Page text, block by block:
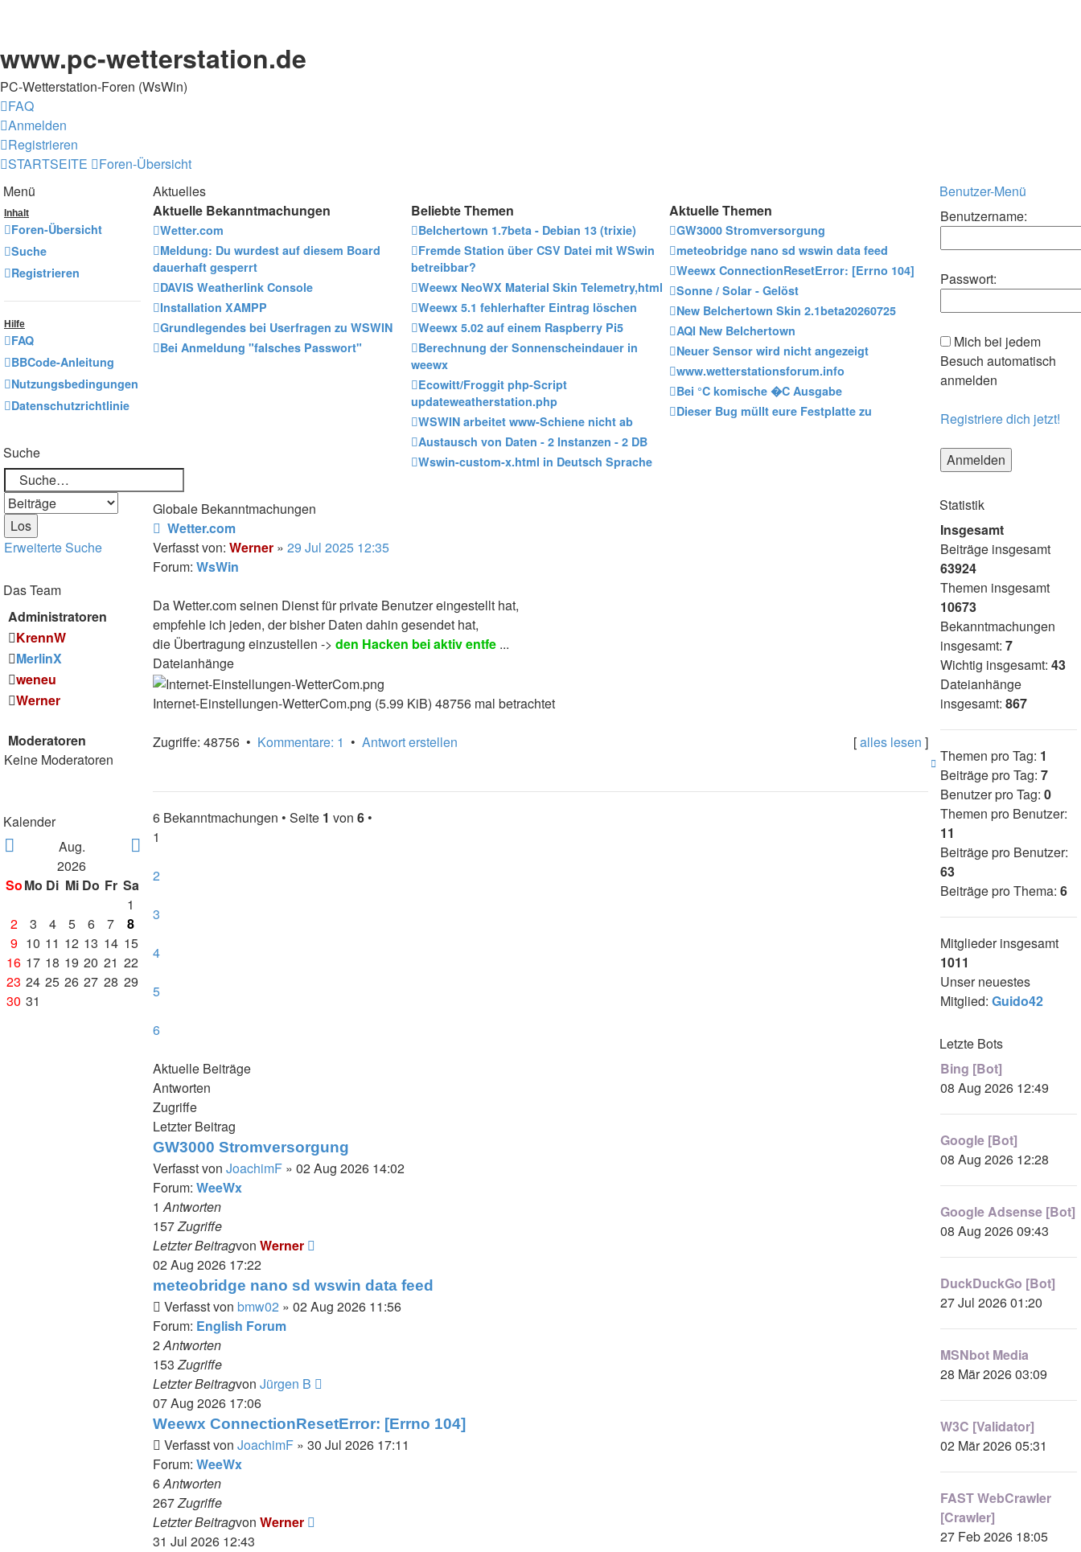
www.pc-wetterstation.de
PC-Wetterstation-Foren (WsWin)
FAQ
Anmelden
Registrieren
STARTSEITE
Foren-Übersicht
Aktuelles
Aktuelle Bekanntmachungen
Beliebte Themen Aktuelle Themen
Wetter.com
Meldung: Du wurdest auf diesem Board
dauerhaft gesperrt
DAVIS Weatherlink Console
Installation XAMPP
Grundlegendes bei Userfragen zu WSWIN
Bei Anmeldung "falsches Passwort"
Belchertown 1.7beta - Debian 13 (trixie)
Fremde Station über CSV Datei mit WSwin
betreibbar?
Weewx NeoWX Material Skin Telemetry,html
Weewx 5.1 fehlerhafter Eintrag löschen
Weewx 5.02 auf einem Raspberry Pi5
Berechnung der Sonnenscheindauer in
weewx
Ecowitt/Froggit php-Script
updateweatherstation.php
WSWIN arbeitet www-Schiene nicht ab
Austausch von Daten - 2 Instanzen - 2 DB
Wswin-custom-x.html in Deutsch Sprache
GW3000 Stromversorgung
meteobridge nano sd wswin data feed
Weewx ConnectionResetError: [Errno 104]
Sonne / Solar - Gelöst
New Belchertown Skin 2.1beta20260725
AQI New Belchertown
Neuer Sensor wird nicht angezeigt
www.wetterstationsforum.info
Bei °C komische �C Ausgabe
Dieser Bug müllt eure Festplatte zu
Globale Bekanntmachungen
Wetter.com
Verfasst von: Werner » 29 Jul 2025 12:35
Forum: WsWin
Da Wetter.com seinen Dienst für private Benutzer eingestellt hat,
empfehle ich jeden, der bisher Daten dahin gesendet hat,
die Übertragung einzustellen -> den Hacken bei aktiv entfe ...
Dateianhänge
Internet-Einstellungen-WetterCom.png (5.99 KiB) 48756 mal betrachtet
Zugriffe: 48756 • Kommentare: 1 • Antwort erstellen [alles lesen ]
Nach
oben
6 Bekanntmachungen • Seite 1 von 6 •
1
2
3
4
5
6
Aktuelle Beiträge
Antworten
Zugriffe
Letzter Beitrag
GW3000 Stromversorgung
Verfasst von JoachimF » 02 Aug 2026 14:02
Forum: WeeWx
1Antworten
157Zugriffe
Letzter Beitragvon Werner
02 Aug 2026 17:22
meteobridge nano sd wswin data feed
Verfasst von bmw02 » 02 Aug 2026 11:56
Forum: English Forum
2Antworten
153Zugriffe
Letzter Beitragvon Jürgen B
07 Aug 2026 17:06
Weewx ConnectionResetError: [Errno 104]
Verfasst von JoachimF » 30 Jul 2026 17:11
Forum: WeeWx
6Antworten
267Zugriffe
Letzter Beitragvon Werner
31 Jul 2026 12:43
Menü
Inhalt
Foren-Übersicht
Suche
Registrieren
Hilfe
FAQ
BBCode-Anleitung
Nutzungsbedingungen
Datenschutzrichtlinie
Suche
Erweiterte Suche
Das Team
Administratoren
KrennW
MerlinX
weneu
Werner
Moderatoren
Keine Moderatoren
Kalender
Aug.
2026
SoMo Di Mi Do Fr Sa
1
2
3 4 5 6 7
8
9 10 11 12 13 14 15
16 17 18 19 20 21 22
23 24 25 26 27 28 29
30 31
Benutzer-Menü
Benutzername:
Passwort:
Mich bei jedem
Besuch automatisch
anmelden
Registriere dich jetzt!
Statistik
Insgesamt
Beiträge insgesamt
63924
Themen insgesamt
10673
Bekanntmachungen
insgesamt: 7
Wichtig insgesamt: 43
Dateianhänge
insgesamt: 867
Themen pro Tag: 1
Beiträge pro Tag: 7
Benutzer pro Tag: 0
Themen pro Benutzer:
11
Beiträge pro Benutzer:
63
Beiträge pro Thema: 6
Mitglieder insgesamt
1011
Unser neuestes
Mitglied: Guido42
Letzte Bots
Bing [Bot]
08 Aug 2026 12:49
Google [Bot]
08 Aug 2026 12:28
Google Adsense [Bot]
08 Aug 2026 09:43
DuckDuckGo [Bot]
27 Jul 2026 01:20
MSNbot Media
28 Mär 2026 03:09
W3C [Validator]
02 Mär 2026 05:31
FAST WebCrawler
[Crawler]
27 Feb 2026 18:05